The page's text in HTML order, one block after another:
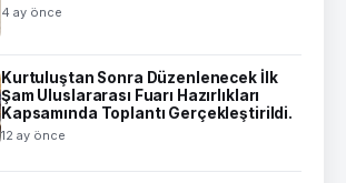
4 ay önce
Kurtuluştan Sonra Düzenlenecek İlk
Şam Uluslararası Fuarı Hazırlıkları
Kapsamında Toplantı Gerçekleştirildi.
12 ay önce